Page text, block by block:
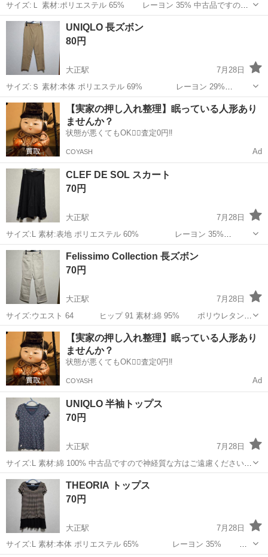
サイズ:Ｌ 素材:ポリエステル 65% レーヨン 35% 中古品ですので
神経質な方はご遠慮くださいませ
大阪 大阪市 服/ファッション
UNIQLO 長ズボン
80円
大正駅
7月28日
サイズ:Ｓ 素材:本体 ポリエステル 69% レーヨン 29%
ポリウレタン 2% ゴム部分 ポリエステル 49%
ナイロン 16% レーヨン 14% 中古品で...
大阪 大阪市 大正駅 服/ファッション
【実家の押し入れ整理】眠っている人形あり
ませんか？
状態が悪くてもOK🙆‍♀️査定0円‼️
COYASH Ad
CLEF DE SOL スカート
70円
大正駅
7月28日
サイズ:L 素材:表地 ポリエステル 60% レーヨン 35%
ポリウレタン 5% 裏地 ポリエステル 100% 中古品ですの
で神経質な方はご遠慮くださいませ
大阪 大阪市 服/ファッション
Felissimo Collection 長ズボン
70円
大正駅
7月28日
サイズ:ウエスト 64 ヒップ 91 素材:綿 95% ポリウレタン
5% 中古品ですので神経質な方はご遠慮くださいませ
大阪 大阪市 大正駅 服/ファッション
【実家の押し入れ整理】眠っている人形あり
ませんか？
状態が悪くてもOK🙆‍♀️査定0円‼️
COYASH Ad
UNIQLO 半袖トップス
70円
大正駅
7月28日
サイズ:L 素材:綿 100% 中古品ですので神経質な方はご遠慮くださいま
せ大阪 大阪市 服/ファッション
THEORIA トップス
70円
大正駅
7月28日
サイズ:L 素材:本体 ポリエステル 65% レーヨン 35% 別